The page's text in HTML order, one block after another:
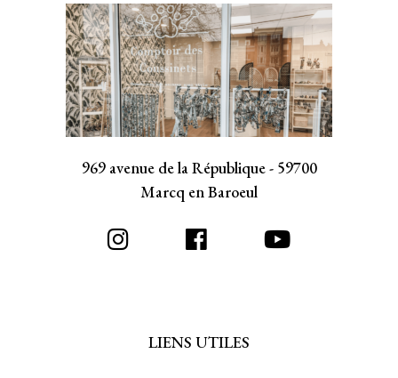
969 avenue de la République - 59700
Marcq en Baroeul
LIENS UTILES